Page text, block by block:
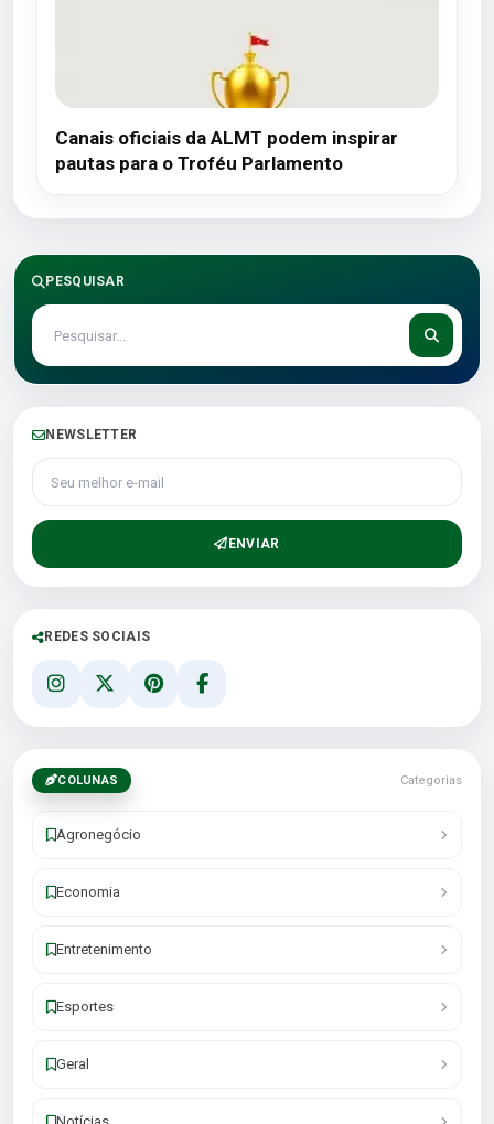
Canais oficiais da ALMT podem inspirar
pautas para o Troféu Parlamento
PESQUISAR
NEWSLETTER
Seu melhor e-mail
ENVIAR
REDES SOCIAIS
COLUNAS Categorias
Agronegócio
Economia
Entretenimento
Esportes
Geral